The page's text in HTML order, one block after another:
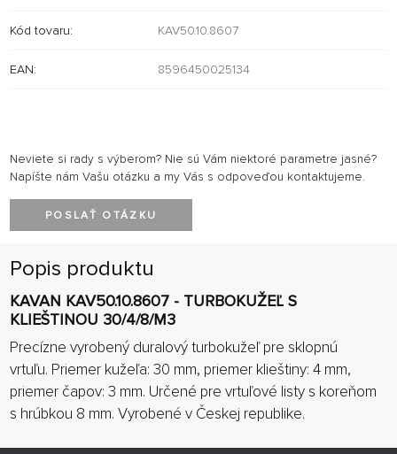
Kód tovaru: KAV50.10.8607
EAN: 8596450025134
Neviete si rady s výberom? Nie sú Vám niektoré parametre jasné?
Napíšte nám Vašu otázku a my Vás s odpoveďou kontaktujeme.
POSLAŤ OTÁZKU
Popis produktu
KAVAN KAV50.10.8607 - TURBOKUŽEĽ S
KLIEŠTINOU 30/4/8/M3
Precízne vyrobený duralový turbokužeľ pre sklopnú
vrtuľu. Priemer kužeľa: 30 mm, priemer klieštiny: 4 mm,
priemer čapov: 3 mm. Určené pre vrtuľové listy s koreňom
s hrúbkou 8 mm. Vyrobené v Českej republike.